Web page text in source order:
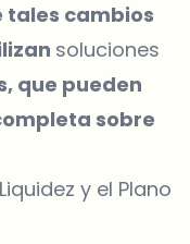
tales cambios
soluciones
que pueden
sobre
y el Plano